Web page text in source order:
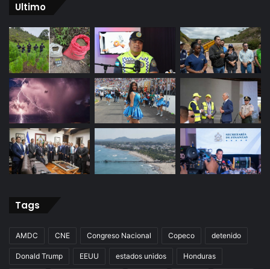
Ultimo
Tags
AMDC CNE Congreso Nacional Copeco detenido
Donald Trump EEUU estados unidos Honduras